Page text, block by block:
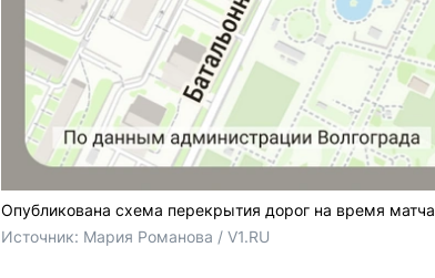
Опубликована схема перекрытия дорог на время матча
Источник: Мария Романова / V1.RU